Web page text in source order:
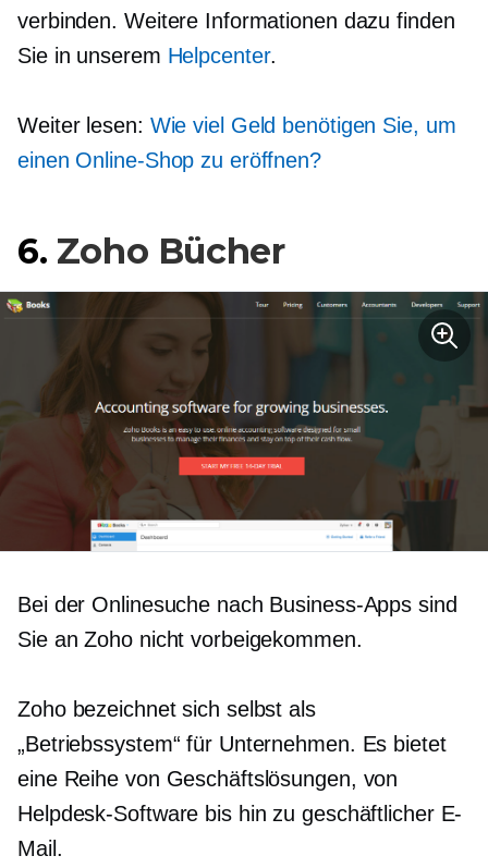
verbinden. Weitere Informationen dazu finden
Sie in unserem Helpcenter.
Weiter lesen: Wie viel Geld benötigen Sie, um
einen Online-Shop zu eröffnen?
6. Zoho Bücher
Bei der Onlinesuche nach Business-Apps sind
Sie an Zoho nicht vorbeigekommen.
Zoho bezeichnet sich selbst als
„Betriebssystem“ für Unternehmen. Es bietet
eine Reihe von Geschäftslösungen, von
Helpdesk-Software bis hin zu geschäftlicher E-
Mail.